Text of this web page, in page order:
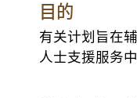
目的
有关计划旨在
人士支援服务